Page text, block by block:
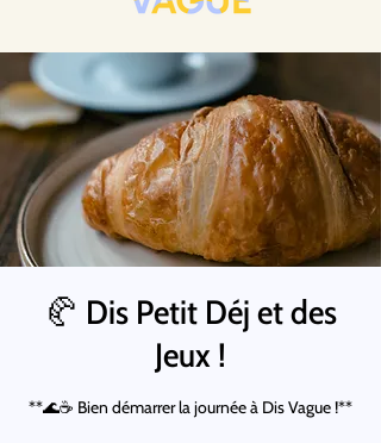
🥐 Dis Petit Déj et des
Jeux !
**🌊☕ Bien démarrer la journée à Dis Vague !**